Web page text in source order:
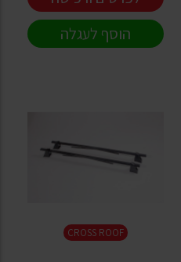
הוסף לעגלה
CROSS ROOF